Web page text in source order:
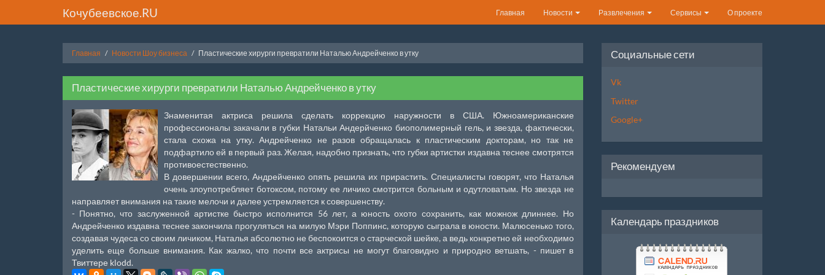
Кочубеевское.RU Главная Новости Развлечения Сервисы О проекте
Главная Новости Шоу бизнеса Пластические хирурги превратили Наталью Андрейченко в утку
Пластические хирурги превратили Наталью Андрейченко в утку
Знаменитая актриса решила сделать коррекцию наружности в США. Южноамериканские
профессионалы закачали в губки Натальи Андерйченко биополимерный гель, и звезда, фактически,
стала схожа на утку. Андрейченко не разов обращалась к пластическим докторам, но так не
подфартило ей в первый раз. Желая, надобно признать, что губки артистки издавна теснее смотрятся
противоестественно.
В довершении всего, Андрейченко опять решила их прирастить. Специалисты говорят, что Наталья
очень злоупотребляет ботоксом, потому ее личико смотрится больным и одутловатым. Но звезда не
направляет внимания на такие мелочи и далее устремляется к совершенству.
- Понятно, что заслуженной артистке быстро исполнится 56 лет, а юность охото сохранить, как можнож длиннее. Но
Андрейченко издавна теснее закончила прогуляться на милую Мэри Поппинс, которую сыграла в юности. Малюсенько того,
создавая чудеса со своим личиком, Наталья абсолютно не беспокоится о старческой шейке, а ведь конкретно ей необходимо
уделить еще больше внимания. Как жалко, что почти все актрисы не могут благовидно и природно ветшать, - пишет в
Твиттере klodd.
Социальные сети
Vk
Twitter
Google+
Рекомендуем
Календарь праздников